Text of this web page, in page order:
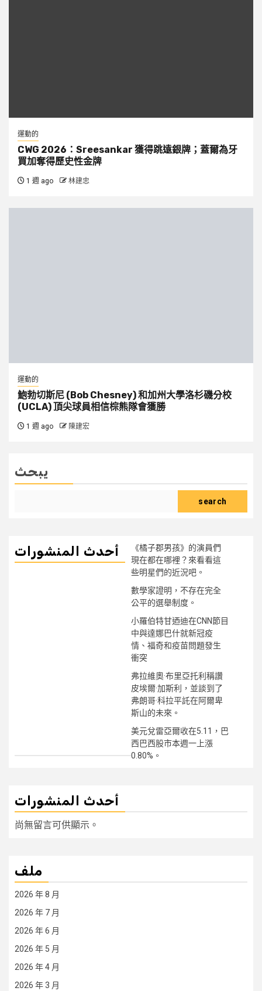
運動的
CWG 2026：Sreesankar 獲得跳遠銀牌；蓋爾為牙
買加奪得歷史性金牌
1 週 ago 林建忠
運動的
鮑勃切斯尼 (Bob Chesney) 和加州大學洛杉磯分校
(UCLA) 頂尖球員相信棕熊隊會獲勝
1 週 ago 陳建宏
يبحث
search
أحدث المنشورات
《橘子郡男孩》的演員們
現在都在哪裡？來看看這
些明星們的近況吧。
數學家證明，不存在完全
公平的選舉制度。
小羅伯特甘迺迪在CNN節目
中與達娜巴什就新冠疫
情、福奇和疫苗問題發生
衝突
弗拉維奧·布里亞托利稱讚
皮埃爾·加斯利，並談到了
弗朗哥·科拉平託在阿爾卑
斯山的未來。
美元兌雷亞爾收在5.11，巴
西巴西股市本週一上漲
0.80%。
أحدث المنشورات
尚無留言可供顯示。
ملف
2026 年 8 月
2026 年 7 月
2026 年 6 月
2026 年 5 月
2026 年 4 月
2026 年 3 月